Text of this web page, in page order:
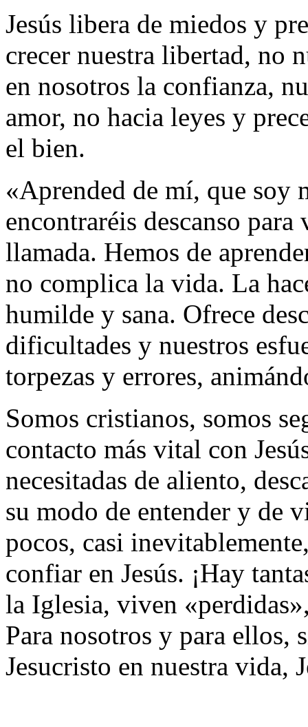
Jesús libera de miedos y
crecer nuestra libertad, no
en nosotros la confianza,
amor, no hacia leyes y
el bien.
«Aprended de mí, que soy
encontraréis descanso para
llamada. Hemos de
no complica la vida. La
humilde y sana. Ofrece
dificultades y nuestros
torpezas y errores,
Somos cristianos, somos
contacto más vital con
necesitadas de aliento,
su modo de entender y de
pocos, casi
confiar en Jesús. ¡Hay
la Iglesia, viven
Para nosotros y para ellos,
Jesucristo en nuestra vida,